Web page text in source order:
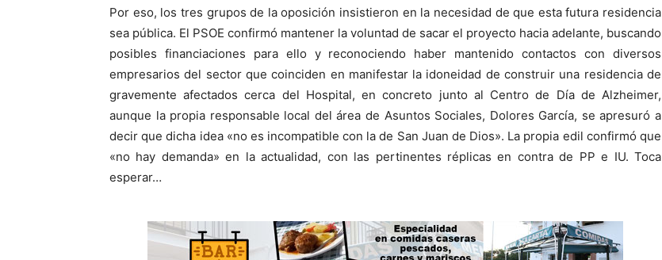
Por eso, los tres grupos de la oposición insistieron en la necesidad de que esta futura residencia
sea pública. El PSOE confirmó mantener la voluntad de sacar el proyecto hacia adelante, buscando
posibles financiaciones para ello y reconociendo haber mantenido contactos con diversos
empresarios del sector que coinciden en manifestar la idoneidad de construir una residencia de
gravemente afectados cerca del Hospital, en concreto junto al Centro de Día de Alzheimer,
aunque la propia responsable local del área de Asuntos Sociales, Dolores García, se apresuró a
decir que dicha idea «no es incompatible con la de San Juan de Dios». La propia edil confirmó que
«no hay demanda» en la actualidad, con las pertinentes réplicas en contra de PP e IU. Toca
esperar…